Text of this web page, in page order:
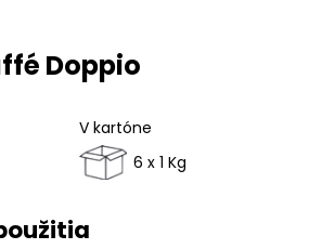
Doppio
V kartóne
6 x 1 Kg